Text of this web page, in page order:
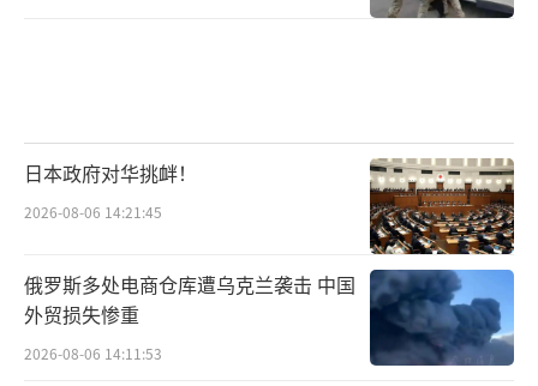
日本政府对华挑衅！
2026-08-06 14:21:45
俄罗斯多处电商仓库遭乌克兰袭击 中国
外贸损失惨重
2026-08-06 14:11:53